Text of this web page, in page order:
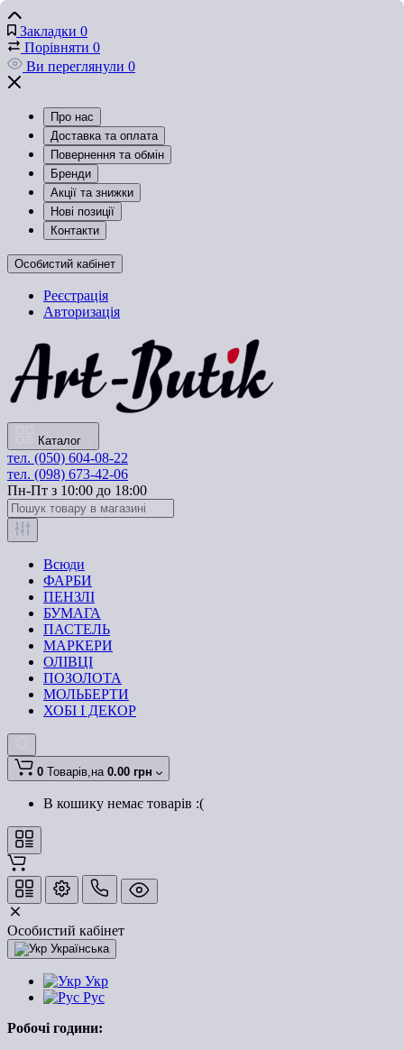
Закладки 0
Порівняти 0
Ви переглянули 0
Про нас
Доставка та оплата
Повернення та обмін
Бренди
Акції та знижки
Нові позиції
Контакти
Особистий кабінет
Реєстрація
Авторизація
Каталог
тел. (050) 604-08-22
тел. (098) 673-42-06
Пн-Пт з 10:00 до 18:00
Всюди
ФАРБИ
ПЕНЗЛІ
БУМАГА
ПАСТЕЛЬ
МАРКЕРИ
ОЛІВЦІ
ПОЗОЛОТА
МОЛЬБЕРТИ
ХОБІ І ДЕКОР
0 Товарів,на 0.00 грн
В кошику немає товарів :(
Особистий кабінет
Українська
Укр
Рус
Робочі години: